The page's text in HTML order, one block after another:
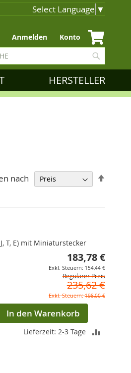
Select Language ▼
Zum
Inhalt
springen
Anmelden Konto
HERSTELLER
nach
T, E) mit Miniaturstecker
183,78 €
154,44 €
Regulärer Preis
235,62 €
198,00 €
In den Warenkorb
Lieferzeit: 2-3 Tage